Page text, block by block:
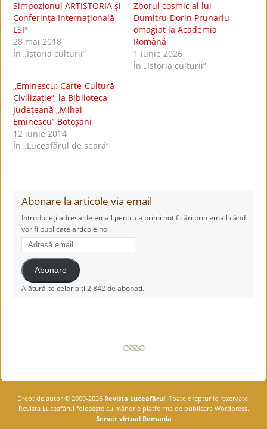
Simpozionul ARTISTORIA şi
Conferinţa Internaţională
LSP
28 mai 2018
În „Istoria culturii”
Zborul cosmic al lui
Dumitru-Dorin Prunariu
omagiat la Academia
Română
1 iunie 2026
În „Istoria culturii”
,,Eminescu: Carte-Cultură-
Civilizație”, la Biblioteca
Județeană ,,Mihai
Eminescu” Botoșani
12 iunie 2014
În „Luceafărul de seară”
Abonare la articole via email
Introduceți adresa de email pentru a primi notificări prin email când
vor fi publicate articole noi.
Adresă
email
Abonare
Alătură-te celorlalți 2.842 de abonați.
Drept de autor © 2009-2026 Revista Luceafărul. Toate drepturile rezervate.
Revista Luceafărul foloseşte cu mândrie platforma de publicare Wordpress.
Server virtual Romania